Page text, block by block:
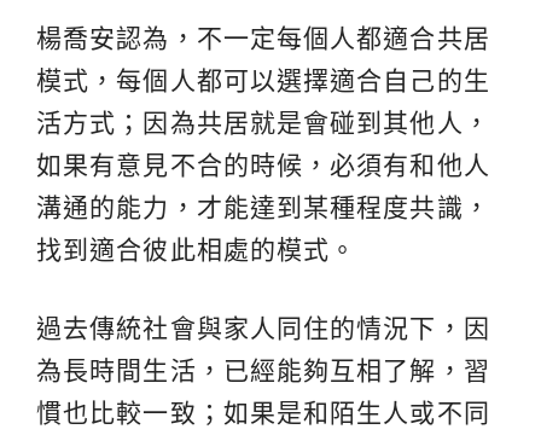
楊喬安認為，不一定每個人都適合共居
模式，每個人都可以選擇適合自己的生
活方式；因為共居就是會碰到其他人，
如果有意見不合的時候，必須有和他人
溝通的能力，才能達到某種程度共識，
找到適合彼此相處的模式。
過去傳統社會與家人同住的情況下，因
為長時間生活，已經能夠互相了解，習
慣也比較一致；如果是和陌生人或不同